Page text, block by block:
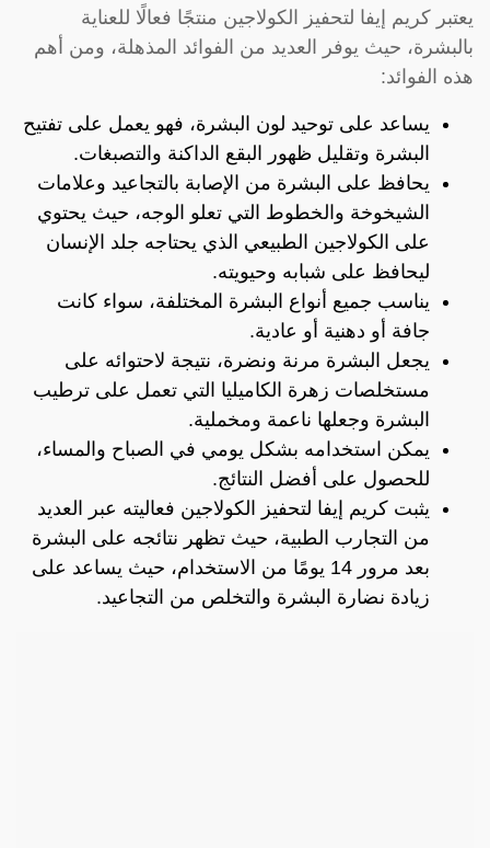
يعتبر كريم إيفا لتحفيز الكولاجين منتجًا فعالًا للعناية
بالبشرة، حيث يوفر العديد من الفوائد المذهلة، ومن أهم
هذه الفوائد:
يساعد على توحيد لون البشرة، فهو يعمل على تفتيح
البشرة وتقليل ظهور البقع الداكنة والتصبغات.
يحافظ على البشرة من الإصابة بالتجاعيد وعلامات
الشيخوخة والخطوط التي تعلو الوجه، حيث يحتوي
على الكولاجين الطبيعي الذي يحتاجه جلد الإنسان
ليحافظ على شبابه وحيويته.
يناسب جميع أنواع البشرة المختلفة، سواء كانت
جافة أو دهنية أو عادية.
يجعل البشرة مرنة ونضرة، نتيجة لاحتوائه على
مستخلصات زهرة الكاميليا التي تعمل على ترطيب
البشرة وجعلها ناعمة ومخملية.
يمكن استخدامه بشكل يومي في الصباح والمساء،
للحصول على أفضل النتائج.
يثبت كريم إيفا لتحفيز الكولاجين فعاليته عبر العديد
من التجارب الطبية، حيث تظهر نتائجه على البشرة
بعد مرور 14 يومًا من الاستخدام، حيث يساعد على
زيادة نضارة البشرة والتخلص من التجاعيد.